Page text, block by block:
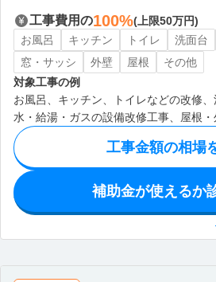
工事費用の100%(上限50万円)
お風呂
キッチン トイレ 洗面台
窓・サッシ
外壁 屋根
その他
対象工事の例
お風呂、キッチン、トイレなどの改修
水・給湯・ガスの設備改修工事、屋根
工事金額の相場
補助金が使えるか